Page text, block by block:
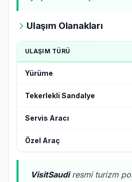
Ulaşım Olanakları
ULAŞIM TÜRÜ
Yürüme
Tekerlekli Sandalye
Servis Aracı
Özel Araç
VisitSaudiresmi turizm